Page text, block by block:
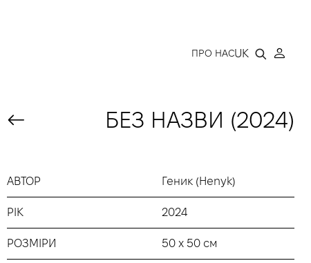
ПРО НАСUK
БЕЗ НАЗВИ (2024)
АВТОР Геник (Henyk)
РІК 2024
РОЗМІРИ 50 х 50 см